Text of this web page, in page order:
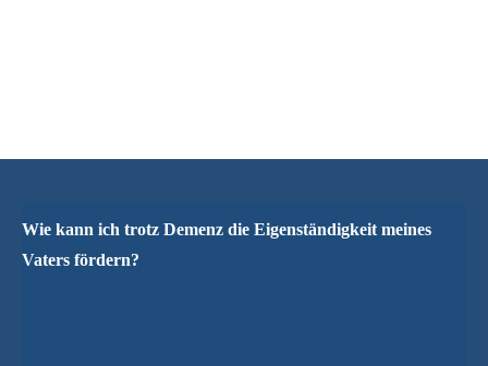
Wie kann ich trotz Demenz die Eigenständigkeit meines
Vaters fördern?